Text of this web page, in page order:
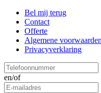
Bel mij terug
Contact
Offerte
Algemene voorwaarden
Privacyverklaring
en/of